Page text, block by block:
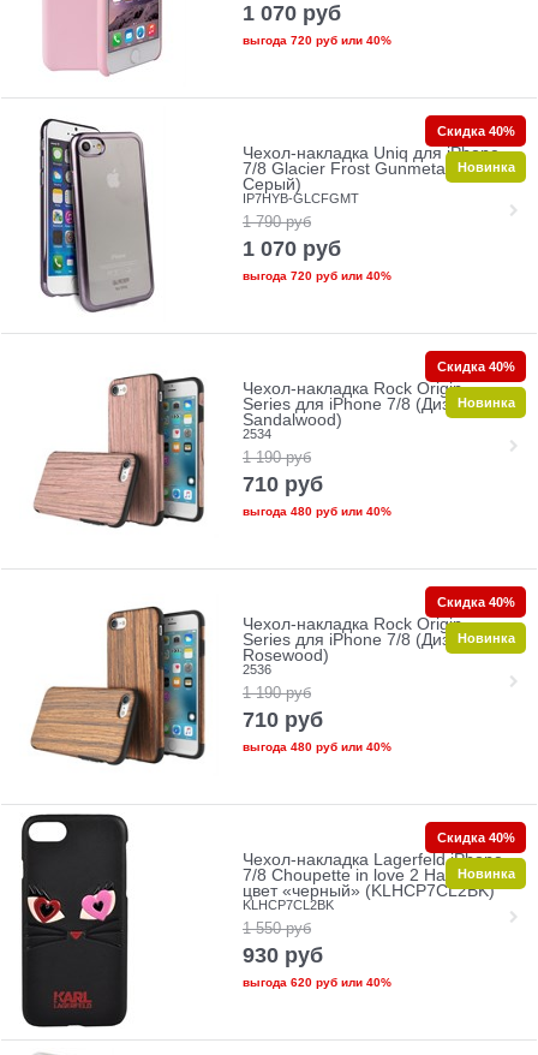
1 070 руб
выгода 720 рубили 40%
Чехол-накладка Uniq для iPhone
7/8 Glacier Frost Gunmetal (Цвет:
Серый)
IP7HYB-GLCFGMT
1 790 руб
1 070 руб
выгода 720 рубили 40%
Скидка 40%
Новинка
Чехол-накладка Rock Origin
Series для iPhone 7/8 (Дизайн:
Sandalwood)
2534
1 190 руб
710 руб
выгода 480 рубили 40%
Скидка 40%
Новинка
Чехол-накладка Rock Origin
Series для iPhone 7/8 (Дизайн:
Rosewood)
2536
1 190 руб
710 руб
выгода 480 рубили 40%
Скидка 40%
Новинка
Чехол-накладка Lagerfeld iPhone
7/8 Choupette in love 2 Hard PU,
цвет «черный» (KLHCP7CL2BK)
KLHCP7CL2BK
1 550 руб
930 руб
выгода 620 рубили 40%
Скидка 40%
Новинка